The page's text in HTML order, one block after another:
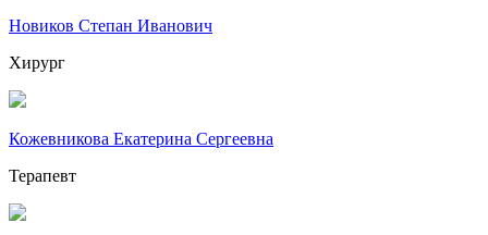
Новиков Степан Иванович
Хирург
Кожевникова Екатерина Сергеевна
Терапевт